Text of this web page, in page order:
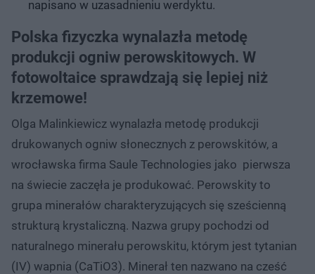
napisano w uzasadnieniu werdyktu.
Polska fizyczka wynalazła metodę
produkcji ogniw perowskitowych. W
fotowoltaice sprawdzają się lepiej niż
krzemowe!
Olga Malinkiewicz wynalazła metodę produkcji
drukowanych ogniw słonecznych z perowskitów, a
wrocławska firma Saule Technologies jako pierwsza
na świecie zaczęła je produkować. Perowskity to
grupa minerałów charakteryzujących się sześcienną
strukturą krystaliczną. Nazwa grupy pochodzi od
naturalnego minerału perowskitu, którym jest tytanian
(IV) wapnia (CaTiO3). Minerał ten nazwano na cześć